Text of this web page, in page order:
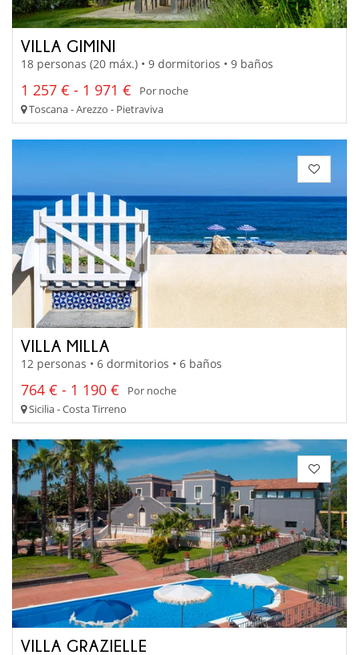
VILLA GIMINI
18 personas (20 máx.) • 9 dormitorios • 9 baños
1 257 € - 1 971 €
Por noche
Toscana - Arezzo - Pietraviva
VILLA MILLA
12 personas • 6 dormitorios • 6 baños
764 € - 1 190 €
Por noche
Sicilia - Costa Tirreno
VILLA GRAZIELLE